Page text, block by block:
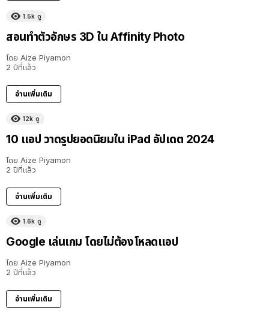
1.5k ดู
สอนทำตัวอักษร 3D ใน Affinity Photo
โดย Aize Piyamon
2 ปีที่แล้ว
อ่านเพิ่มเติม
12k ดู
10 แอป วาดรูปยอดนิยมใน iPad อัปเดต 2024
โดย Aize Piyamon
2 ปีที่แล้ว
อ่านเพิ่มเติม
1.6k ดู
Google เล่นเกม โดยไม่ต้องโหลดแอป
โดย Aize Piyamon
2 ปีที่แล้ว
อ่านเพิ่มเติม